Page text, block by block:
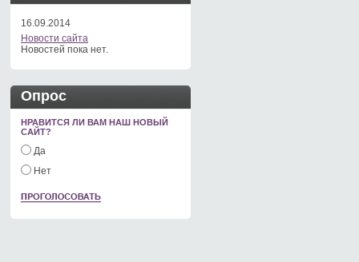
16.09.2014
Новости сайта
Новостей пока нет.
Опрос
НРАВИТСЯ ЛИ ВАМ НАШ НОВЫЙ
САЙТ?
Да
Нет